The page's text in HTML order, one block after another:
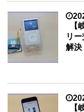
【
リ
解決
【